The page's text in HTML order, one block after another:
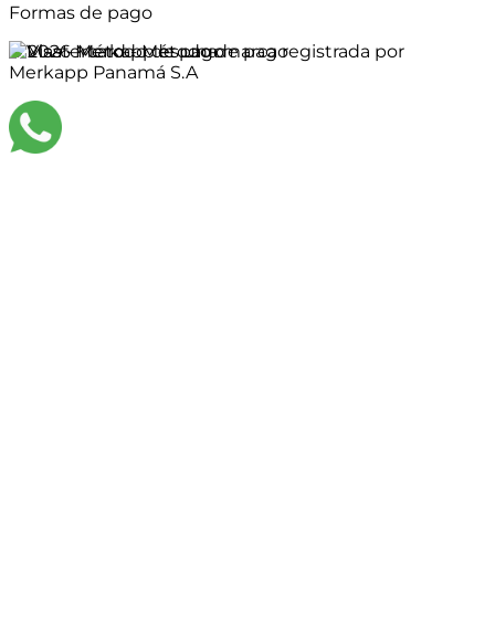
Formas de pago
©2026Merkapp es una marca registrada por
Merkapp Panamá S.A